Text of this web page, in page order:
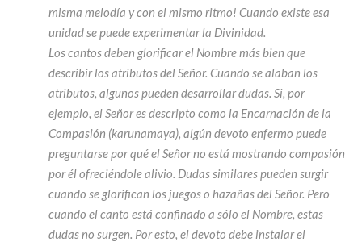
misma melodía y con el mismo ritmo! Cuando existe esa
unidad se puede experimentar la Divinidad.
Los cantos deben glorificar el Nombre más bien que
describir los atributos del Señor. Cuando se alaban los
atributos, algunos pueden desarrollar dudas. Si, por
ejemplo, el Señor es descripto como la Encarnación de la
Compasión (karunamaya), algún devoto enfermo puede
preguntarse por qué el Señor no está mostrando compasión
por él ofreciéndole alivio. Dudas similares pueden surgir
cuando se glorifican los juegos o hazañas del Señor. Pero
cuando el canto está confinado a sólo el Nombre, estas
dudas no surgen. Por esto, el devoto debe instalar el